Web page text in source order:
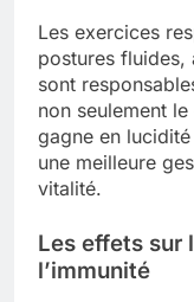
Les exercices
postures fluides,
sont
non seulement
gagne en
une meilleure
vitalité.
Les effets sur
l’immunité